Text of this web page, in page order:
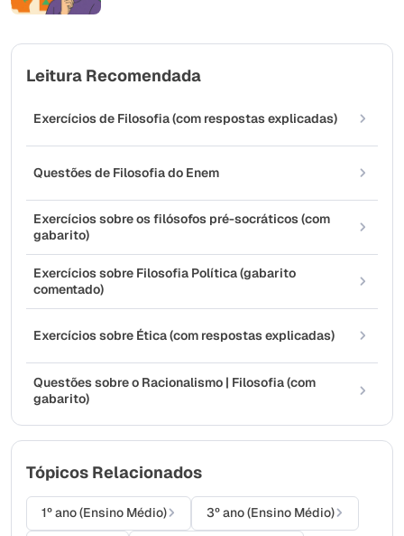
Leitura Recomendada
Exercícios de Filosofia (com respostas explicadas)
Questões de Filosofia do Enem
Exercícios sobre os filósofos pré-socráticos (com
gabarito)
Exercícios sobre Filosofia Política (gabarito
comentado)
Exercícios sobre Ética (com respostas explicadas)
Questões sobre o Racionalismo | Filosofia (com
gabarito)
Tópicos Relacionados
1º ano (Ensino Médio) 3º ano (Ensino Médio)